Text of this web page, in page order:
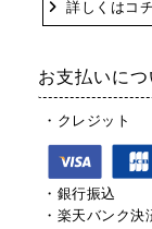
詳しくはコ
お支払いにつ
・クレジット
・銀行振込
・楽天バンク決